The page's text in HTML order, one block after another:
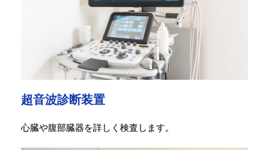
超音波診断装置
心臓や腹部臓器を詳しく検査します。